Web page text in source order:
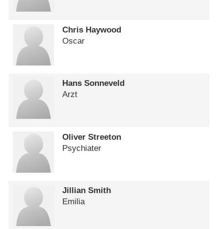
Chris Haywood
Oscar
Hans Sonneveld
Arzt
Oliver Streeton
Psychiater
Jillian Smith
Emilia